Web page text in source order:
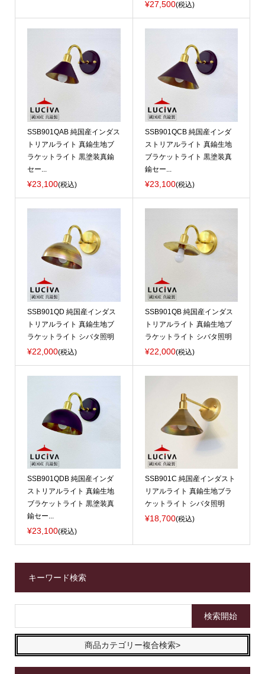
¥27,500(税込)
SSB901QAB 純国産インダス
トリアルライト 真鍮生地ブ
ラケットライト 黒塗装真鍮
セー...
¥23,100(税込)
SSB901QCB 純国産インダ
ストリアルライト 真鍮生地
ブラケットライト 黒塗装真
鍮セー...
¥23,100(税込)
SSB901QD 純国産インダス
トリアルライト 真鍮生地ブ
ラケットライト シバタ照明
¥22,000(税込)
SSB901QB 純国産インダス
トリアルライト 真鍮生地ブ
ラケットライト シバタ照明
¥22,000(税込)
SSB901QDB 純国産インダ
ストリアルライト 真鍮生地
ブラケットライト 黒塗装真
鍮セー...
¥23,100(税込)
SSB901C 純国産インダスト
リアルライト 真鍮生地ブラ
ケットライト シバタ照明
¥18,700(税込)
キーワード検索
商品カテゴリー複合検索>